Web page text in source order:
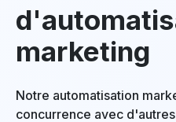
marketing
Notre automatisation
concurrence avec